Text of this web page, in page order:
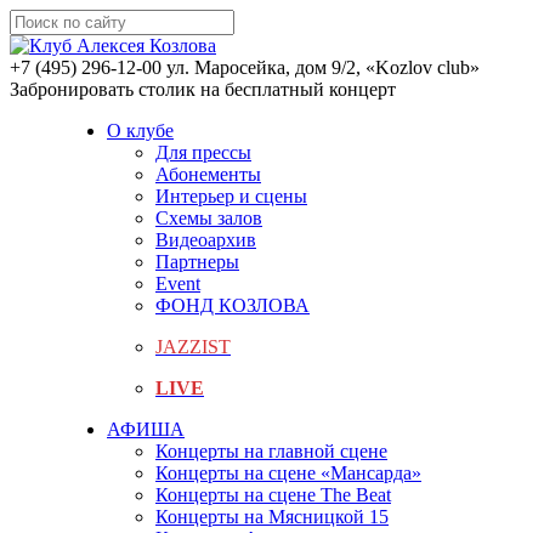
+7 (495) 296-12-00 ул. Маросейка, дом 9/2, «Kozlov club»
Забронировать столик на бесплатный концерт
О клубе
Для прессы
Абонементы
Интерьер и сцены
Схемы залов
Видеоархив
Партнеры
Event
ФОНД КОЗЛОВА
JAZZIST
LIVE
АФИША
Концерты на главной сцене
Концерты на сцене «Мансарда»
Концерты на сцене The Beat
Концерты на Мясницкой 15